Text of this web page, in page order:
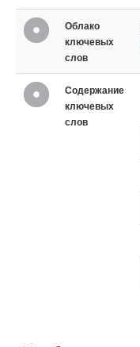
Облако
ключевых
слов
Содержание
ключевых
слов